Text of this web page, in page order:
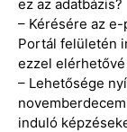
ez az adatbázis?
– Kérésére az
Portál felületén
ezzel
– Lehetősége
induló